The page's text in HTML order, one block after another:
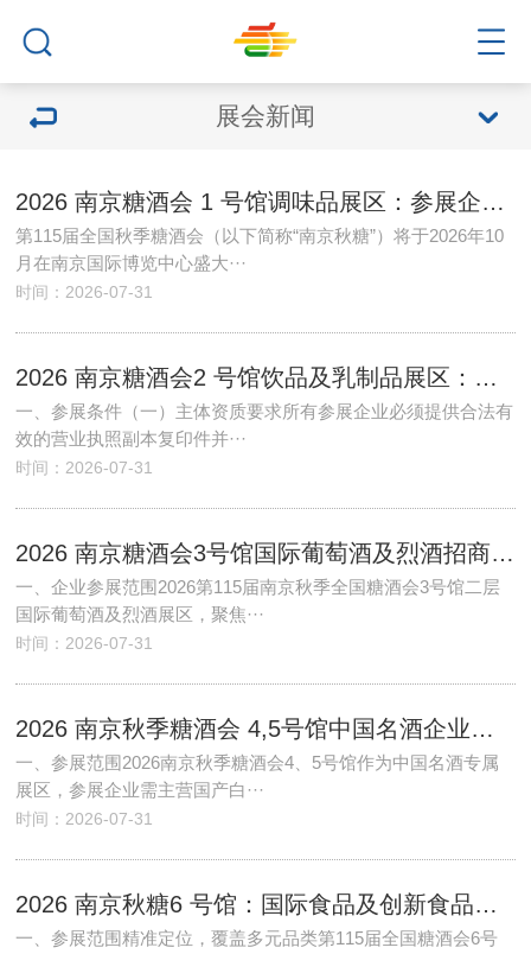
展会新闻
2026 南京糖酒会 1 号馆调味品展区：参展企业范围、展位类型、申请流程
第115届全国秋季糖酒会（以下简称“南京秋糖”）将于2026年10
月在南京国际博览中心盛大···
时间：2026-07-31
2026 南京糖酒会2 号馆饮品及乳制品展区：参展条件、企业范围、报名流程
一、参展条件（一）主体资质要求所有参展企业必须提供合法有
效的营业执照副本复印件并···
时间：2026-07-31
2026 南京糖酒会3号馆国际葡萄酒及烈酒招商：企业参展范围、报名流程、展位预定
一、企业参展范围2026第115届南京秋季全国糖酒会3号馆二层
国际葡萄酒及烈酒展区，聚焦···
时间：2026-07-31
2026 南京秋季糖酒会 4,5号馆中国名酒企业参展需要什么条件？范围 + 流程
一、参展范围2026南京秋季糖酒会4、5号馆作为中国名酒专属
展区，参展企业需主营国产白···
时间：2026-07-31
2026 南京秋糖6 号馆：国际食品及创新食品产业参展范围与全流程服务
一、参展范围精准定位，覆盖多元品类第115届全国糖酒会6号